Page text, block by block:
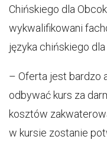
Chińskiego dla
wykwalifikowani
języka chińskiego
– Oferta jest bardzo
odbywać kurs za
kosztów
w kursie zostanie